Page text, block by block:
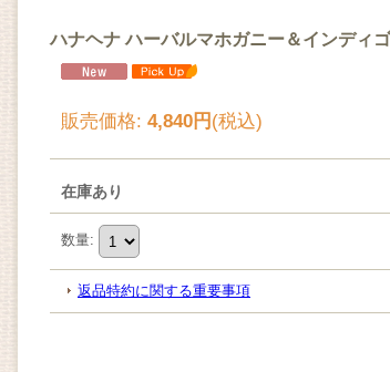
ハナヘナ ハーバルマホガニー＆インディ
販売価格: 4,840円 (税込)
在庫あり
数量:
返品特約に関する重要事項